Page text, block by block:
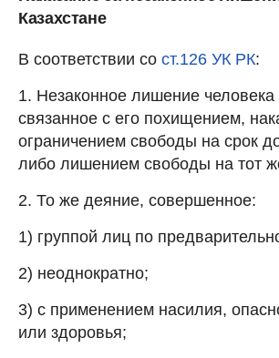
Казахстане
В соответствии со ст.126 УК РК:
1. Незаконное лишение
связанное с его похищением,
ограничением свободы на срок
либо лишением свободы на тот
2. То же деяние, совершенное:
1) группой лиц по
2) неоднократно;
3) с применением насилия,
или здоровья;